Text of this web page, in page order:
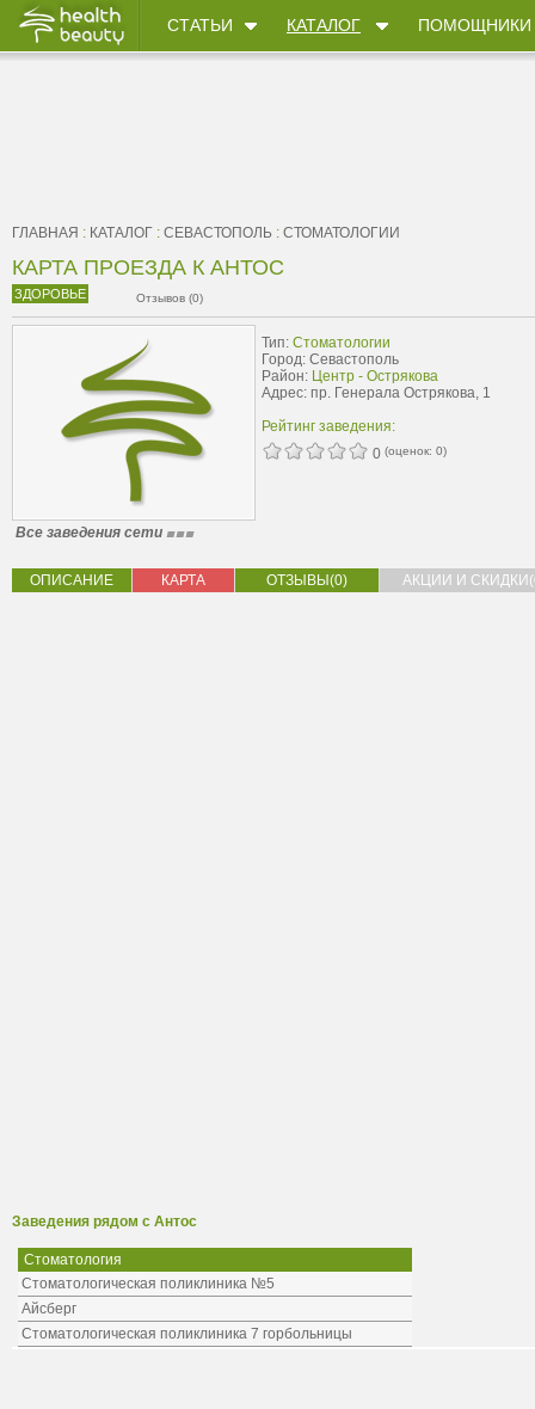
СТАТЬИ КАТАЛОГ ПОМОЩНИКИ
ГЛАВНАЯ : КАТАЛОГ : СЕВАСТОПОЛЬ : СТОМАТОЛОГИИ
КАРТА ПРОЕЗДА К АНТОС
ЗДОРОВЬЕ Отзывов (0)
Тип: Стоматологии
Город: Севастополь
Район: Центр - Острякова
Адрес: пр. Генерала Острякова, 1
Рейтинг заведения:
0 (оценок: 0)
Все заведения сети
ОПИСАНИЕ КАРТА ОТЗЫВЫ(0) АКЦИИ И
Заведения рядом с Антос
Стоматология
Стоматологическая поликлиника №5
Айсберг
Стоматологическая поликлиника 7 горбольницы